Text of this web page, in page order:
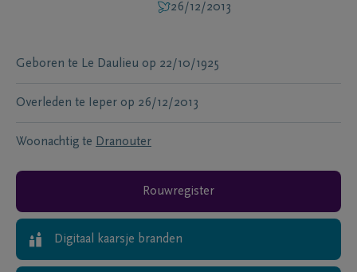
26/12/2013
Geboren te Le Daulieu op 22/10/1925
Overleden te Ieper op 26/12/2013
Woonachtig te Dranouter
Rouwregister
Digitaal kaarsje branden